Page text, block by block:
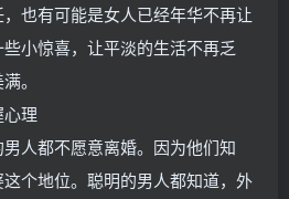
也有可能是女人已经年华不再让
小惊喜，让平淡的生活不再乏
。
理
人都不愿意离婚。因为他们知
个地位。聪明的男人都知道，外